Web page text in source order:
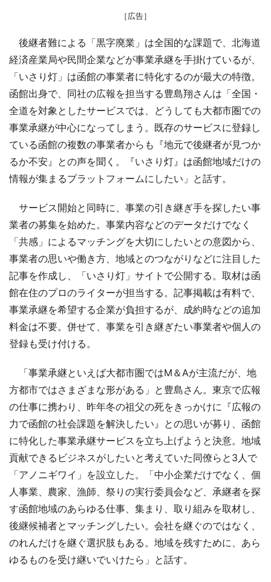
［広告］
後継者難による「黒字廃業」は全国的な課題で、北海道
経済産業局や民間企業などが事業承継を手掛けているが、
「いさり灯」は函館の事業者に特化するのが最大の特徴。
函館出身で、同社の広報を担当する豊島翔さんは「全国・
全道を対象としたサービスでは、どうしても大都市圏での
事業承継が中心になってしまう。既存のサービスに登録し
ている函館の複数の事業者からも『地元で後継者が見つか
るか不安』との声を聞く。『いさり灯』は函館地域だけの
情報が集まるプラットフォームにしたい」と話す。
サービス開始と同時に、事業の引き継ぎ手を探したい事
業者の募集を始めた。事業内容などのデータだけでなく
「共感」によるマッチングを大切にしたいとの意図から、
事業者の思いや働き方、地域とのつながりなどに注目した
記事を作成し、「いさり灯」サイトで公開する。取材は函
館在住のプロのライターが担当する。記事掲載は有料で、
事業承継を希望する企業が負担するが、成約時などの追加
料金は不要。併せて、事業を引き継ぎたい事業者や個人の
登録も受け付ける。
「事業承継といえば大都市圏ではM＆Aが主流だが、地
方都市ではさまざまな形がある」と豊島さん。東京で広報
の仕事に携わり、昨年冬の祖父の死をきっかけに『広報の
力で函館の社会課題を解決したい』との思いが募り、函館
に特化した事業承継サービスを立ち上げようと決意。地域
貢献できるビジネスがしたいと考えていた同僚らと3人で
「アノニギワイ」を設立した。「中小企業だけでなく、個
人事業、農家、漁師、祭りの実行委員会など、承継者を探
す函館地域のあらゆる仕事、集まり、取り組みを取材し、
後継候補者とマッチングしたい。会社を継ぐのではなく、
のれんだけを継ぐ選択肢もある。地域を残すために、あら
ゆるものを受け継いでいけたら」と話す。